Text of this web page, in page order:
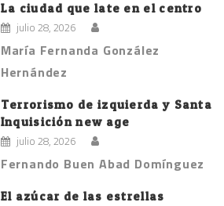
La ciudad que late en el centro
julio 28, 2026
María Fernanda González
Hernández
Terrorismo de izquierda y Santa
Inquisición new age
julio 28, 2026
Fernando Buen Abad Domínguez
El azúcar de las estrellas